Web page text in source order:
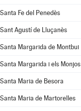
Santa Fe del Penedès
Sant Agustí de Lluçanès
Santa Margarida de Montbui
Santa Margarida i els Monjos
Santa Maria de Besora
Santa Maria de Martorelles